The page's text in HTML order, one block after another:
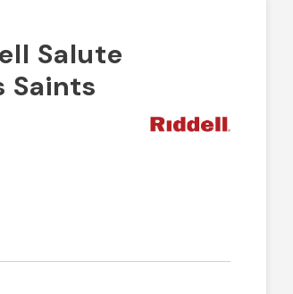
Salute
Saints